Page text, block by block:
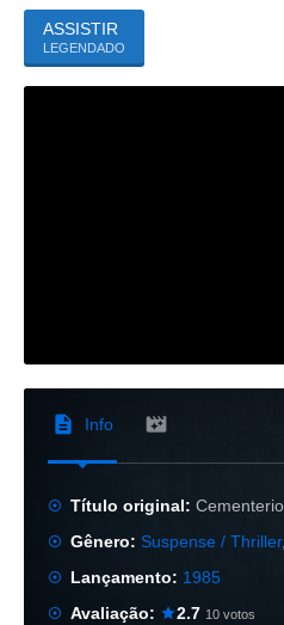
ASSISTIR
LEGENDADO
Info
Título original:
Gênero: Suspense / Thriller
Lançamento: 1985
Avaliação:
2.7 10 votos